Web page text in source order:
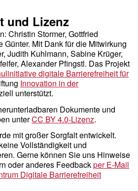
und Lizenz
Christin Stormer, Gottfried
Günter. Mit Dank für die Mitwirkung
Judith Kuhlmann, Sabine Krüger,
Alexander Pfingstl. Das Projekt
digitale Barrierefreiheit für
Innovation in der
unterstützt.
Dokumente und
unterCC BY 4.0-Lizenz.
mit großer Sorgfalt entwickelt.
Vollständigkeit und
Gerne können Sie uns Hinweise
oder anderes Feedbackper E-Mail
Digitale Barrierefreiheit